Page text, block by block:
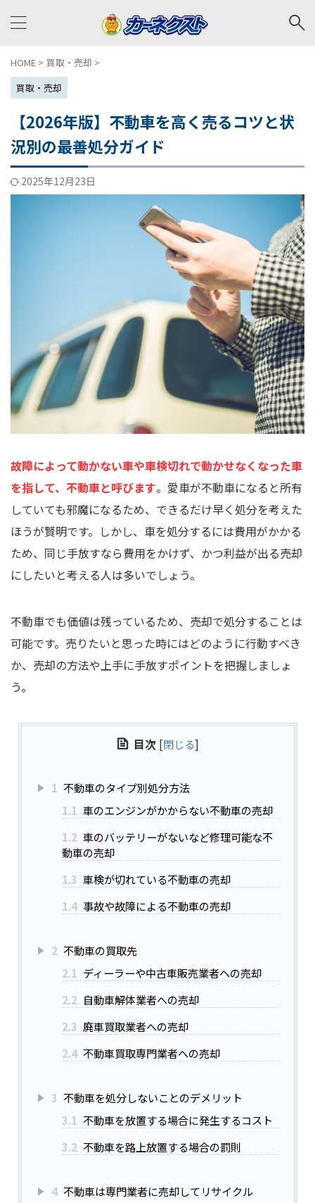
HOME > 買取・売却 >
買取・売却
【2026年版】不動車を高く売るコツと状
況別の最善処分ガイド
2025年12月23日
故障によって動かない車や車検切れで動かせなくなった車
を指して、不動車と呼びます。愛車が不動車になると所有
していても邪魔になるため、できるだけ早く処分を考えた
ほうが賢明です。しかし、車を処分するには費用がかかる
ため、同じ手放すなら費用をかけず、かつ利益が出る売却
にしたいと考える人は多いでしょう。
不動車でも価値は残っているため、売却で処分することは
可能です。売りたいと思った時にはどのように行動すべき
か、売却の方法や上手に手放すポイントを把握しましょ
う。
目次 [閉じる]
1 不動車のタイプ別処分方法
1.1 車のエンジンがかからない不動車の売却
1.2 車のバッテリーがないなど修理可能な不
動車の売却
1.3 車検が切れている不動車の売却
1.4 事故や故障による不動車の売却
2 不動車の買取先
2.1 ディーラーや中古車販売業者への売却
2.2 自動車解体業者への売却
2.3 廃車買取業者への売却
2.4 不動車買取専門業者への売却
3 不動車を処分しないことのデメリット
3.1 不動車を放置する場合に発生するコスト
3.2 不動車を路上放置する場合の罰則
4 不動車は専門業者に売却してリサイクル